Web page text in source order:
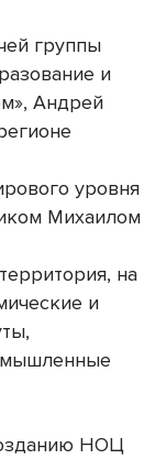
группы
и
Андрей
уровня
Михаилом
на
и
НОЦ